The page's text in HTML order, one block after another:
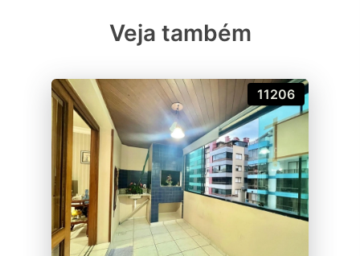
Veja também
11206